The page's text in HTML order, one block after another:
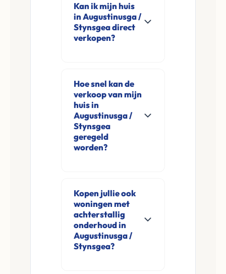
Kan ik mijn huis
in Augustinusga /
Stynsgea direct
verkopen?
direct aan in
Augustinusga /
Stynsgea en
omgeving. U
verkoopt
en zonder
makelaarskosten.
Hoe snel kan de
verkoop van mijn
huis in
Augustinusga /
Stynsgea
geregeld
worden?
aanvraag en
eventuele korte
opname al binnen 24
tot 48 uur een
concreet voorstel.
Kopen jullie ook
woningen met
achterstallig
onderhoud in
Augustinusga /
Stynsgea?